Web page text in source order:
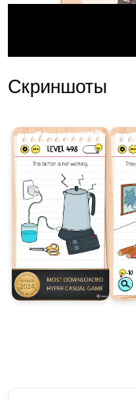
Скриншоты